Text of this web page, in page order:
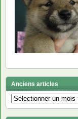
Anciens articles
Anciens
articles